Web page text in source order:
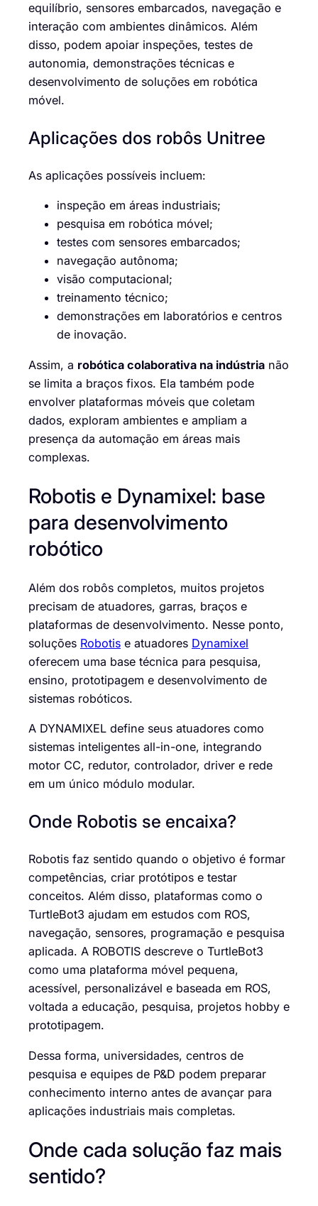
equilíbrio, sensores embarcados, navegação e
interação com ambientes dinâmicos. Além
disso, podem apoiar inspeções, testes de
autonomia, demonstrações técnicas e
desenvolvimento de soluções em robótica
móvel.
Aplicações dos robôs Unitree
As aplicações possíveis incluem:
inspeção em áreas industriais;
pesquisa em robótica móvel;
testes com sensores embarcados;
navegação autônoma;
visão computacional;
treinamento técnico;
demonstrações em laboratórios e centros
de inovação.
Assim, a robótica colaborativa na indústria não
se limita a braços fixos. Ela também pode
envolver plataformas móveis que coletam
dados, exploram ambientes e ampliam a
presença da automação em áreas mais
complexas.
Robotis e Dynamixel: base
para desenvolvimento
robótico
Além dos robôs completos, muitos projetos
precisam de atuadores, garras, braços e
plataformas de desenvolvimento. Nesse ponto,
soluções Robotis e atuadores Dynamixel
oferecem uma base técnica para pesquisa,
ensino, prototipagem e desenvolvimento de
sistemas robóticos.
A DYNAMIXEL define seus atuadores como
sistemas inteligentes all-in-one, integrando
motor CC, redutor, controlador, driver e rede
em um único módulo modular.
Onde Robotis se encaixa?
Robotis faz sentido quando o objetivo é formar
competências, criar protótipos e testar
conceitos. Além disso, plataformas como o
TurtleBot3 ajudam em estudos com ROS,
navegação, sensores, programação e pesquisa
aplicada. A ROBOTIS descreve o TurtleBot3
como uma plataforma móvel pequena,
acessível, personalizável e baseada em ROS,
voltada a educação, pesquisa, projetos hobby e
prototipagem.
Dessa forma, universidades, centros de
pesquisa e equipes de P&D podem preparar
conhecimento interno antes de avançar para
aplicações industriais mais completas.
Onde cada solução faz mais
sentido?